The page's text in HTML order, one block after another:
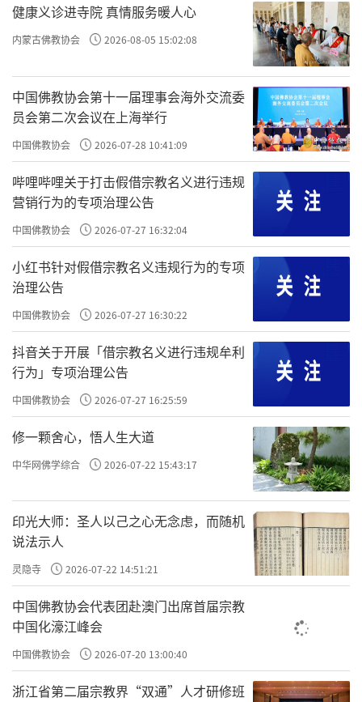
恐被非议。”
这时，忉利天天主知道阿难的心念，即刻
前来化作婆罗门的样貌，站在牛的旁边。阿难
问他道：“请您帮我挤牛乳好吗？”于是婆罗
门就跟母牛说：“世尊患了风寒，你施一些乳
汁给世尊服用，如果病好了，你所得的福报将
无可限量。世尊是天上天下的大导师，他都是
以慈心忧念一切蠕动含灵的众生们，要度脱一
切众生的忧苦烦恼。”母牛说：“你用手摸我
的乳房，很快就可以挤出乳汁来！前面两乳你
尽量取，后面两乳则留给我的小牛喝，我的小
牛从早上到现在还没饮用呢！”这时，站在旁
边的小牛，听到佛名就对它的母亲说：“连我
的那一分全部去供养佛吧！佛陀是天上天下的
大导师！非常难值难逢！我吃牧草和饮用清水
就足以存活了。我为什么要这样做呢？因为我
累生以来经常饮用乳食，所以今生当生牛身也
是必须要来再饮牛乳，世间愚痴的人甚多甚
多，无量无边！我先世在恶知识座下追随接受
教化，不信佛教的义理，使我作牛、作马已经
长达十六劫
了，直到今天才得闻有佛正在世间
弘法，就持我所食的那一分，全部供养佛。盛
着满满的拿去供佛，让我后世的聪明智慧得成
道果，能如佛一般无二。”阿难于是拿着牛乳
回到佛所，佛问阿难：“那对牛母子有什么言
说？”阿难回禀：“真是奇怪！母牛先是非常
健康义诊进寺院 真情服务暖人心
内蒙古佛教协会 2026-08-05 15:02:08
中国佛教协会第十一届理事会海外交流委
员会第二次会议在上海举行
中国佛教协会 2026-07-28 10:41:09
哔哩哔哩关于打击假借宗教名义进行违规
营销行为的专项治理公告
中国佛教协会 2026-07-27 16:32:04
小红书针对假借宗教名义违规行为的专项
治理公告
中国佛教协会 2026-07-27 16:30:22
抖音关于开展「借宗教名义进行违规牟利
行为」专项治理公告
中国佛教协会 2026-07-27 16:25:59
修一颗舍心，悟人生大道
中华网佛学综合 2026-07-22 15:43:17
印光大师：圣人以己之心无念虑，而随机
说法示人
灵隐寺 2026-07-22 14:51:21
中国佛教协会代表团赴澳门出席首届宗教
中国化濠江峰会
中国佛教协会 2026-07-20 13:00:40
浙江省第二届宗教界“双通”人才研修班